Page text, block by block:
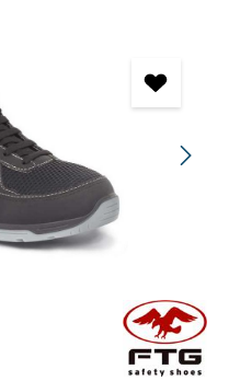
0 von 5 Sternen